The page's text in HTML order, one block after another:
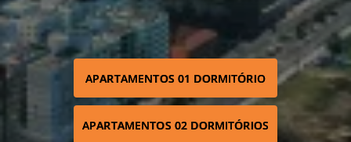
APARTAMENTOS 01 DORMITÓRIO
APARTAMENTOS 02 DORMITÓRIOS